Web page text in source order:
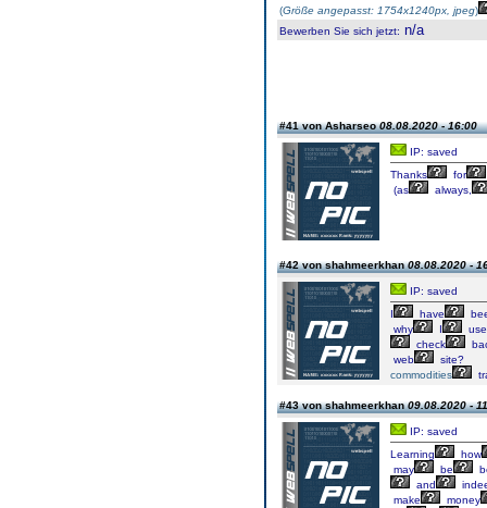
(Größe angepasst: 1754x1240px, jpeg)
Bewerben Sie sich jetzt: n/a
#41 von Asharseo08.08.2020 - 16:00
IP: saved
Thanks
for
(as
always,
#42 von shahmeerkhan08.08.2020 -
IP: saved
I
have
why
I
check
web
site?
commodities
#43 von shahmeerkhan09.08.2020 -
IP: saved
Learning
how
may
be
and
make
money